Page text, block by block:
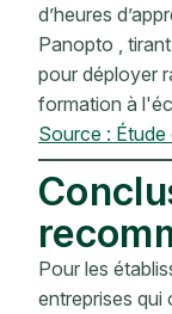
d’heures
Panopto ,
pour déployer
formation à
Source :
Pour les
entreprises qui